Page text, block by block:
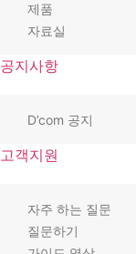
제품
자료실
공지사항
D’com 공지
고객지원
자주 하는 질문
질문하기